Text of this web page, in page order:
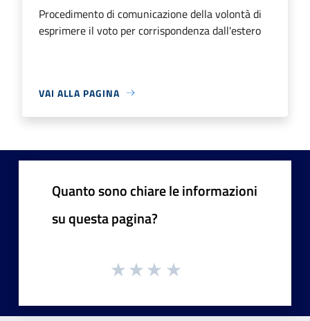
Procedimento di comunicazione della volontà di
esprimere il voto per corrispondenza dall'estero
VAI ALLA PAGINA
Quanto sono chiare le informazioni
su questa pagina?